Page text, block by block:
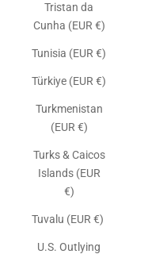
Tristan da
Cunha (EUR €)
Tunisia (EUR €)
Türkiye (EUR €)
Turkmenistan
(EUR €)
Turks & Caicos
Islands (EUR
€)
Tuvalu (EUR €)
U.S. Outlying